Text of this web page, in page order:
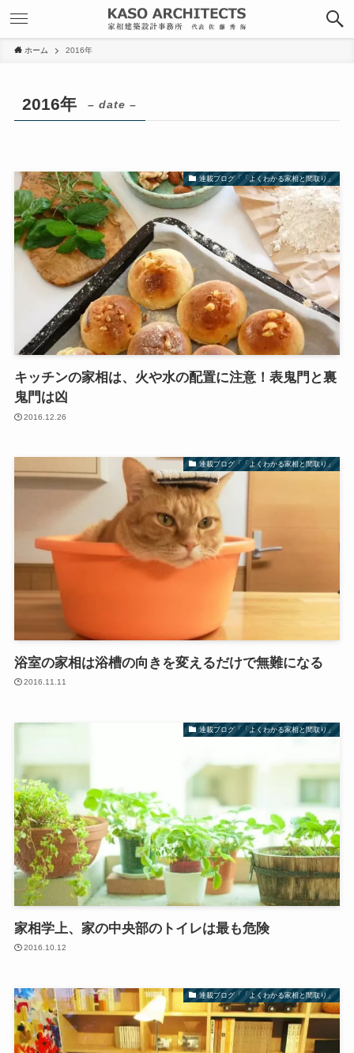
ホーム 2016年
2016年 – date –
連載ブログ「「よくわかる家相と間取り」
キッチンの家相は、火や水の配置に注意！表鬼門と裏
鬼門は凶
2016.12.26
連載ブログ「「よくわかる家相と間取り」
浴室の家相は浴槽の向きを変えるだけで無難になる
2016.11.11
連載ブログ「「よくわかる家相と間取り」
家相学上、家の中央部のトイレは最も危険
2016.10.12
連載ブログ「「よくわかる家相と間取り」